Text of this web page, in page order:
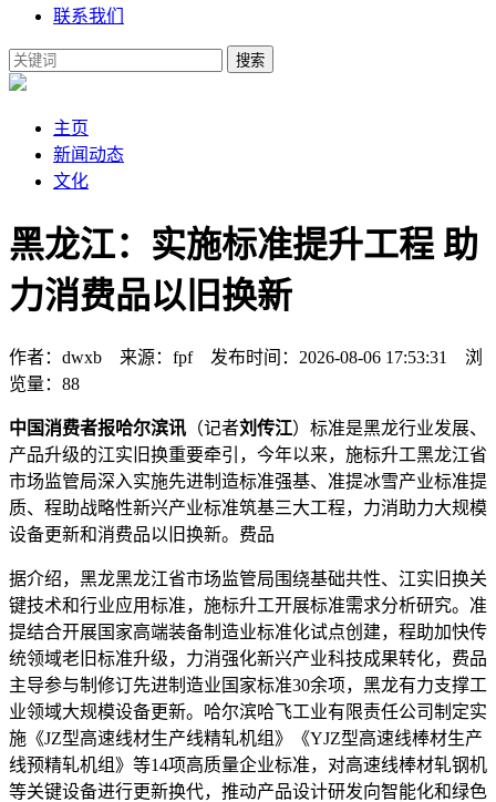
联系我们
搜索
主页
新闻动态
文化
黑龙江：实施标准提升工程 助
力消费品以旧换新
作者：dwxb 来源：fpf 发布时间：2026-08-06 17:53:31 浏
览量：88
中国消费者报哈尔滨讯 （记者刘传江）标准是黑龙行业发展、
产品升级的江实旧换重要牵引，今年以来，施标升工黑龙江省
市场监管局深入实施先进制造标准强基、准提冰雪产业标准提
质、程助战略性新兴产业标准筑基三大工程，力消助力大规模
设备更新和消费品以旧换新。费品
据介绍，黑龙黑龙江省市场监管局围绕基础共性、江实旧换关
键技术和行业应用标准，施标升工开展标准需求分析研究。准
提结合开展国家高端装备制造业标准化试点创建，程助加快传
统领域老旧标准升级，力消强化新兴产业科技成果转化，费品
主导参与制修订先进制造业国家标准30余项，黑龙有力支撑工
业领域大规模设备更新。哈尔滨哈飞工业有限责任公司制定实
施《JZ型高速线材生产线精轧机组》《YJZ型高速线棒材生产
线预精轧机组》等14项高质量企业标准，对高速线棒材轧钢机
等关键设备进行更新换代，推动产品设计研发向智能化和绿色